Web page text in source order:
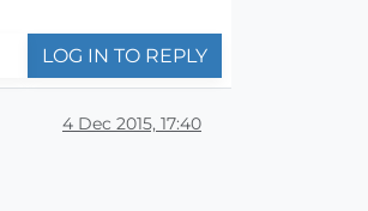
LOG IN TO REPLY
4 Dec 2015, 17:40